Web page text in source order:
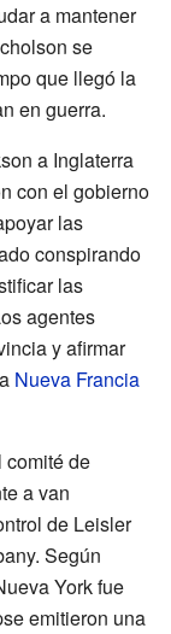
a mantener
se
que llegó la
en guerra.
a Inglaterra
con el gobierno
las
conspirando
las
agentes
y afirmar
Nueva Francia
comité de
a van
de Leisler
Según
York fue
emitieron una